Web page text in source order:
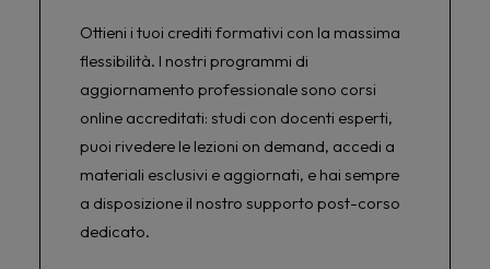
Ottieni i tuoi crediti formativi con la massima
flessibilità. I nostri programmi di
aggiornamento professionale sono corsi
online accreditati: studi con docenti esperti,
puoi rivedere le lezioni on demand, accedi a
materiali esclusivi e aggiornati, e hai sempre
a disposizione il nostro supporto post-corso
dedicato.